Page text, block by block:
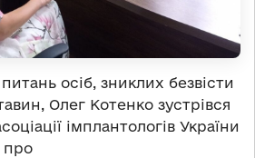
осіб, зниклих безвісти
Олег Котенко зустрівся
імплантологів України
про